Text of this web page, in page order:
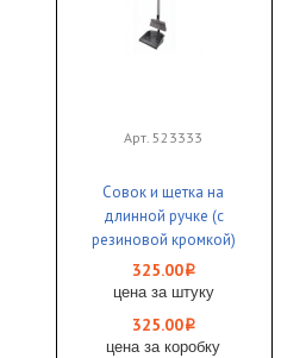
Арт. 523333
Совок и щетка на
длинной ручке (с
резиновой кромкой)
серый 1/24 Proff
Comfort
325.00i
цена за штуку
325.00i
цена за коробку